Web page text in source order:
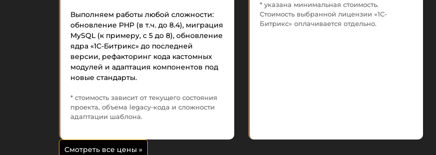
Выполняем работы любой сложности:
обновление PHP (в т.ч. до 8.4), миграция
MySQL (к примеру, с 5 до 8), обновление
ядра «1С-Битрикс» до последней
версии, рефакторинг кода кастомных
модулей и адаптация компонентов под
новые стандарты.
* стоимость зависит от текущего состояния
проекта, объема legacy-кода и сложности
адаптации шаблона.
* указана минимальная стоимость.
Стоимость выбранной лицензии «1С-
Битрикс» оплачивается отдельно.
Смотреть все цены »